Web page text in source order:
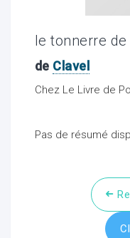
le tonnerre de
de Clavel
Chez Le Livre de
Pas de résumé